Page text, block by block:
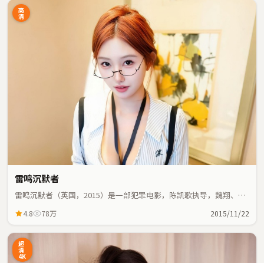
高
清
雷鸣沉默者
雷鸣沉默者（英国，2015）是一部犯罪电影，陈凯歌执导，魏翔、张
4.8 78万 2015/11/22
超
清
4K